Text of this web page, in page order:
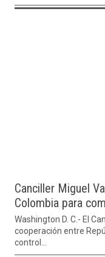
Canciller Miguel
Colombia para
Washington D. C.- El
cooperación entre
control...